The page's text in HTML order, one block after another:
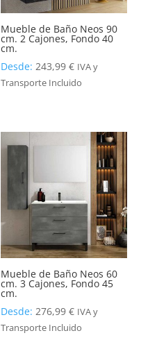
Mueble de Baño Neos 90
cm. 2 Cajones, Fondo 40
cm.
Desde: 243,99 € IVA y
Transporte Incluido
Mueble de Baño Neos 60
cm. 3 Cajones, Fondo 45
cm.
Desde: 276,99 € IVA y
Transporte Incluido